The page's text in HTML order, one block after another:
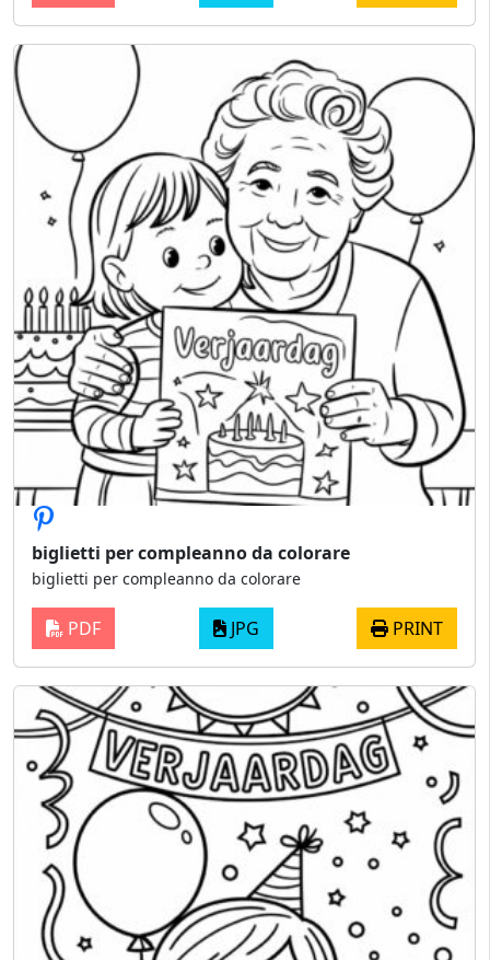
biglietti per compleanno da colorare
biglietti per compleanno da colorare
PDF JPG PRINT